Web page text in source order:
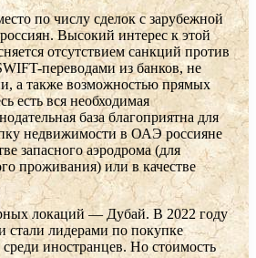
по числу сделок с зарубежной
Высокий интерес к этой
отсутствием санкций против
переводами из банков, не
а также возможностью прямых
есть вся необходимая
база благоприятна для
недвижимости в ОАЭ россияне
запасного аэродрома (для
проживания) или в качестве
локаций — Дубай. В 2022 году
стали лидерами по покупке
иностранцев. Но стоимость